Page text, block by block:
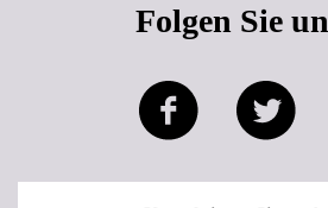
Folgen Sie